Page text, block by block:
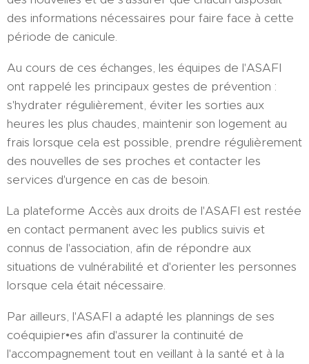
des informations nécessaires pour faire face à cette
période de canicule.
Au cours de ces échanges, les équipes de l'ASAFI
ont rappelé les principaux gestes de prévention :
s'hydrater régulièrement, éviter les sorties aux
heures les plus chaudes, maintenir son logement au
frais lorsque cela est possible, prendre régulièrement
des nouvelles de ses proches et contacter les
services d'urgence en cas de besoin.
La plateforme Accès aux droits de l'ASAFI est restée
en contact permanent avec les publics suivis et
connus de l'association, afin de répondre aux
situations de vulnérabilité et d'orienter les personnes
lorsque cela était nécessaire.
Par ailleurs, l'ASAFI a adapté les plannings de ses
coéquipier•es afin d'assurer la continuité de
l'accompagnement tout en veillant à la santé et à la